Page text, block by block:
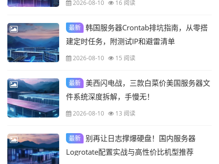
2026-08-10 16 阅读
最新 韩国服务器Crontab排坑指南，从零搭
建定时任务，附测试IP和避雷清单
2026-08-10 15 阅读
最新 美西闪电战，三款白菜价美国服务器文
件系统深度拆解，手慢无！
2026-08-10 13 阅读
最新 别再让日志撑爆硬盘！国内服务器
Logrotate配置实战与高性价比机型推荐